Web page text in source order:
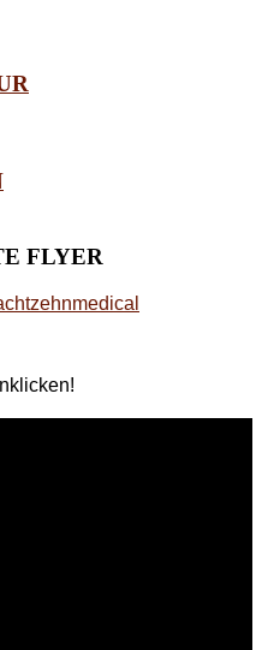
FLYER